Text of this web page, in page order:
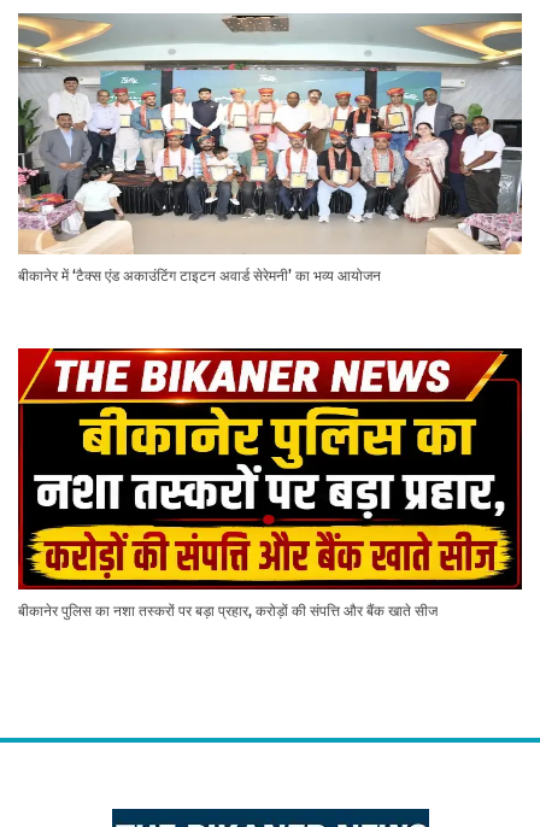
बीकानेर में ‘टैक्स एंड अकाउंटिंग टाइटन अवार्ड सेरेमनी’ का भव्य आयोजन
बीकानेर पुलिस का नशा तस्करों पर बड़ा प्रहार, करोड़ों की संपत्ति और बैंक खाते सीज